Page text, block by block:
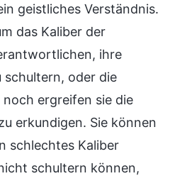
geistliches Verständnis.
das Kaliber der
ihre
schultern, oder die
ergreifen sie die
erkundigen. Sie können
schlechtes Kaliber
schultern können,